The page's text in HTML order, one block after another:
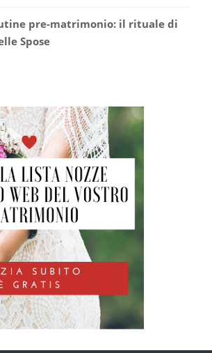
pre-matrimonio: il rituale di
Spose